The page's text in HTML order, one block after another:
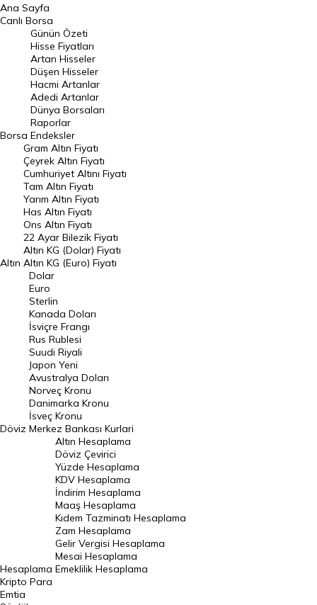
BIST 100 Hisseleri
En Çok Artan Hisseler
En Çok Düşen Hisseler
Hacmi Artanlar
Geçmiş Kapanışlar
Dünya Borsaları
Raporlar
Endeksler
DÖVİZ
Döviz Kuru
Dolar Kuru
Euro Kuru
Pound Kuru
Frank Kuru
Riyal Kuru
Avustralya Doları
Danimarka Kronu Kuru
Kanada Doları Kuru
Norveç Kronu Kuru
İsveç Kronu Kuru
Japon Yeni Kuru
Serbest Piyasa Döviz Kurları
Merkez Bankası Döviz Kurları
Altın Fiyatları
Gram Altın Fiyatı
Ana Sayfa
Canlı Borsa
Borsa
Günün Özeti
Hisse Fiyatları
Artan Hisseler
Düşen Hisseler
Hacmi Artanlar
Adedi Artanlar
Dünya Borsaları
Raporlar
Endeksler
Altın
Gram Altın Fiyatı
Çeyrek Altın Fiyatı
Cumhuriyet Altını Fiyatı
Tam Altın Fiyatı
Yarım Altın Fiyatı
Has Altın Fiyatı
Ons Altın Fiyatı
22 Ayar Bilezik Fiyatı
Altın KG (Dolar) Fiyatı
Altın KG (Euro) Fiyatı
Döviz
Dolar
Euro
Sterlin
Kanada Doları
İsviçre Frangı
Rus Rublesi
Suudi Riyali
Japon Yeni
Avustralya Doları
Norveç Kronu
Danimarka Kronu
İsveç Kronu
Merkez Bankası Kurlari
Hesaplama
Altın Hesaplama
Döviz Çevirici
Yüzde Hesaplama
KDV Hesaplama
İndirim Hesaplama
Maaş Hesaplama
Kıdem Tazminatı Hesaplama
Zam Hesaplama
Gelir Vergisi Hesaplama
Mesai Hesaplama
Emeklilik Hesaplama
Kripto Para
Emtia